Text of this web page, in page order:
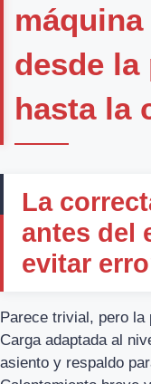
desde la
hasta la
La
antes del
evitar
Parece trivial, pero la
Carga adaptada al
asiento y respaldo